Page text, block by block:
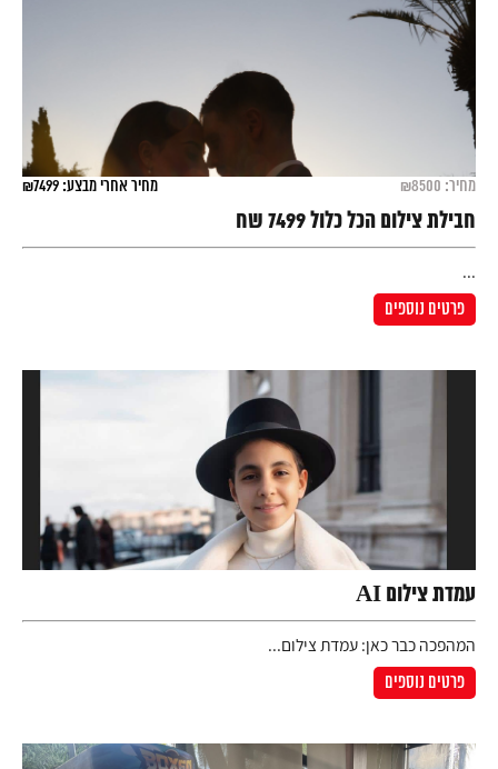
מחיר: ₪8500 מחיר אחרי מבצע: ₪7499
חבילת צילום הכל כלול 7499 שח
...
פרטים נוספים
עמדת צילום AI
המהפכה כבר כאן: עמדת צילום...
פרטים נוספים